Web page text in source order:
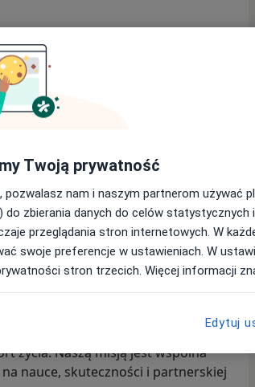
Wyślij wiadomość
Adresy Opinie
otyłości
spotyka się z empatią, a
osobom z nadwagą i
życia. Naszą misją jest wspólna
nauce, skuteczności i partnerskiej
Twoją prywatność
pozwalasz nam i naszym partnerom używać
do zbierania danych do celów
przeglądania stron internetowych. W
swoje preferencje w ustawieniach. W
stron trzecich. Więcej informacji
Edytuj